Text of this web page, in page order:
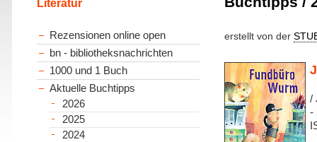
erstellt von der
/
-
Rezensionen online open
bn - bibliotheksnachrichten
1000 und 1 Buch
Aktuelle Buchtipps
2026
2025
2024